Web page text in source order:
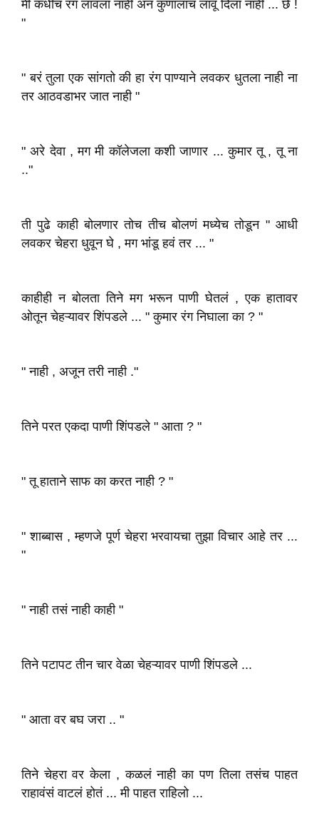
मी कधीच रंग लावला नाही अन कुणालाच लावू दिला नाही ... छे !
"
" बरं तुला एक सांगतो की हा रंग पाण्याने लवकर धुतला नाही ना
तर आठवडाभर जात नाही "
" अरे देवा , मग मी कॉलेजला कशी जाणार ... कुमार तू , तू ना
.."
ती पुढे काही बोलणार तोच तीच बोलणं मध्येच तोडून " आधी
लवकर चेहरा धुवून घे , मग भांडू हवं तर ... "
काहीही न बोलता तिने मग भरून पाणी घेतलं , एक हातावर
ओतून चेहऱ्यावर शिंपडले ... " कुमार रंग निघाला का ? "
" नाही , अजून तरी नाही ."
तिने परत एकदा पाणी शिंपडले " आता ? "
" तू हाताने साफ का करत नाही ? "
" शाब्बास , म्हणजे पूर्ण चेहरा भरवायचा तुझा विचार आहे तर ...
"
" नाही तसं नाही काही "
तिने पटापट तीन चार वेळा चेहऱ्यावर पाणी शिंपडले ...
" आता वर बघ जरा .. "
तिने चेहरा वर केला , कळलं नाही का पण तिला तसंच पाहत
राहावंसं वाटलं होतं ... मी पाहत राहिलो ...